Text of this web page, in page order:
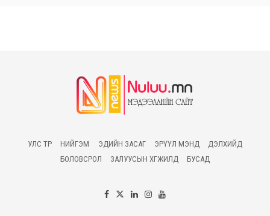
УЛС ТӨР НИЙГЭМ ЭДИЙН ЗАСАГ ЭРҮҮЛ МЭНД
ДЭЛХИЙД
БОЛОВСРОЛ
ЗАЛУУСЫН ХӨГЖИЛД БУСАД